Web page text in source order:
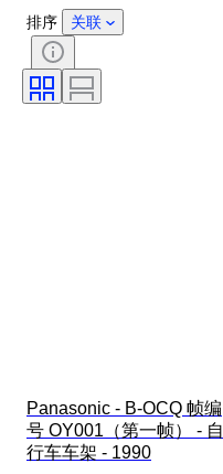
原创作品／复制品
体育赛事
运动纪念品类型
鞋尺码
排序 关联
Panasonic - B-OCQ 帧编
号 OY001（第一帧） - 自
行车车架 - 1990